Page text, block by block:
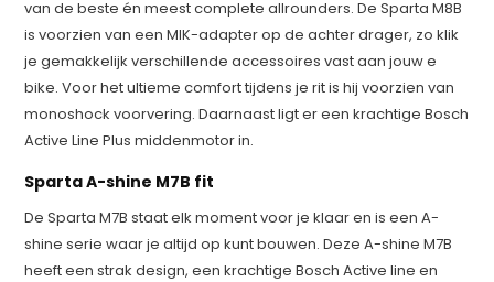
van de beste én meest complete allrounders. De Sparta M8B
is voorzien van een MIK-adapter op de achter drager, zo klik
je gemakkelijk verschillende accessoires vast aan jouw e
bike. Voor het ultieme comfort tijdens je rit is hij voorzien van
monoshock voorvering. Daarnaast ligt er een krachtige Bosch
Active Line Plus middenmotor in.
Sparta A-shine M7B fit
De Sparta M7B staat elk moment voor je klaar en is een A-
shine serie waar je altijd op kunt bouwen. Deze A-shine M7B
heeft een strak design, een krachtige Bosch Active line en